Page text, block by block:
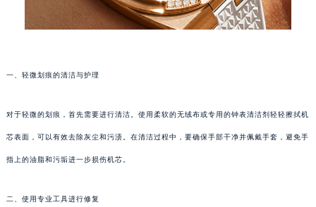
一、轻微划痕的清洁与护理
对于轻微的划痕，首先需要进行清洁。使用柔软的无绒布或专用的钟表清洁剂轻轻擦拭机
芯表面，可以有效去除灰尘和污渍。在清洁过程中，要确保手部干净并佩戴手套，避免手
指上的油脂和污垢进一步损伤机芯。
二、使用专业工具进行修复